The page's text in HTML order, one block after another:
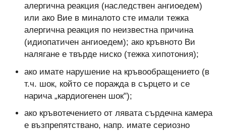
алергична реакция (наследствен ангиоедем)
или ако Вие в миналото сте имали тежка
алергична реакция по неизвестна причина
(идиопатичен ангиоедем); ако кръвното Ви
налягане е твърде ниско (тежка хипотония);
ако имате нарушение на кръвообращението (в
т.ч. шок, който се поражда в сърцето и се
нарича „кардиогенен шок");
ако кръвотечението от лявата сърдечна камера
е възпрепятствано, напр. имате сериозно